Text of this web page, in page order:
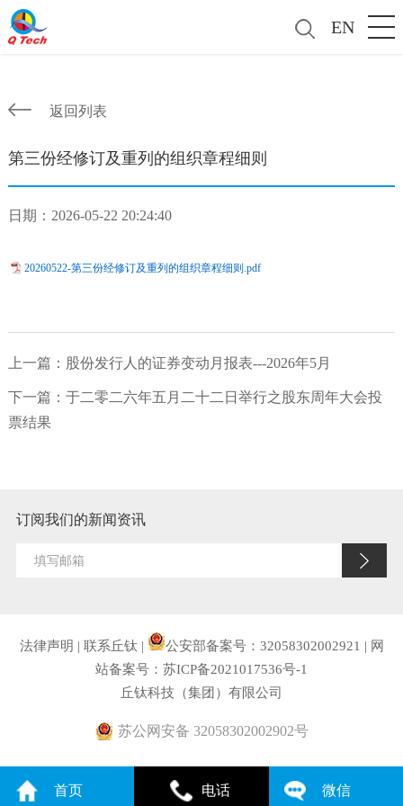
EN
返回列表
第三份经修订及重列的组织章程细则
日期：2026-05-22 20:24:40
20260522-第三份经修订及重列的组织章程细则.pdf
上一篇： 股份发行人的证券变动月报表---2026年5月
下一篇： 于二零二六年五月二十二日举行之股东周年大会投
票结果
订阅我们的新闻资讯
法律声明 | 联系丘钛| 公安部备案号：32058302002921 | 网
站备案号：苏ICP备2021017536号-1
丘钛科技（集团）有限公司
苏公网安备 32058302002902号
首页 电话 微信